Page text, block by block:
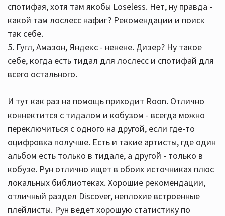
спотифая, хотя там якобы Loseless. Нет, ну правда -
какой там лослесс нафиг? Рекомендации и поиск
так себе.
5. Гугл, Амазон, Яндекс - ненене. Дизер? Ну такое
себе, когда есть тидал для лослесс и спотифай для
всего остального.
И тут как раз на помощь приходит Roon. Отлично
коннектится с тидалом и кобузом - всегда можно
переключиться с одного на другой, если где-то
оцифровка получше. Есть и такие артисты, где один
альбом есть только в тидале, а другой - только в
кобузе. Рун отлично ищет в обоих источниках плюс
локальных библиотеках. Хорошие рекомендации,
отличный раздел Discover, неплохие встроенные
плейлисты. Рун ведет хорошую статистику по